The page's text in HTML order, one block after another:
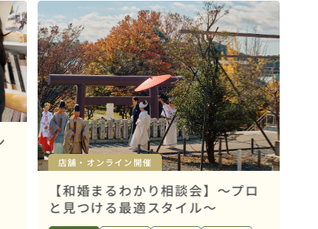
店舗・オンライン開催
【和婚まるわかり相談会】～プロ
と見つける最適スタイル～